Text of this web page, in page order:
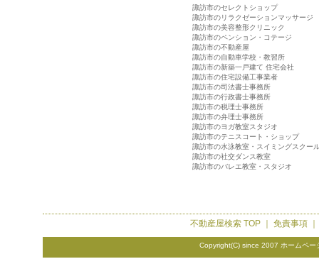
諏訪市のセレクトショップ
諏訪市のリラクゼーションマッサージ
諏訪市の美容整形クリニック
諏訪市のペンション・コテージ
諏訪市の不動産屋
諏訪市の自動車学校・教習所
諏訪市の新築一戸建て 住宅会社
諏訪市の住宅設備工事業者
諏訪市の司法書士事務所
諏訪市の行政書士事務所
諏訪市の税理士事務所
諏訪市の弁理士事務所
諏訪市のヨガ教室スタジオ
諏訪市のテニスコート・ショップ
諏訪市の水泳教室・スイミングスクー
諏訪市の社交ダンス教室
諏訪市のバレエ教室・スタジオ
不動産屋検索TOP ｜ 免責事項
Copyright(C) since 2007 ホームペー